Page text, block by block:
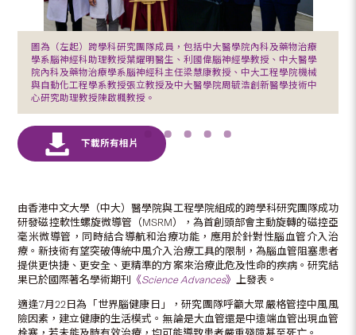
圖為（左起）跨學科研究團隊成員，包括中大醫學院內科及藥物治療
學系腦神經科助理教授葉耀明醫生、利國偉腦神經學教授、中大醫學
院內科及藥物治療學系腦神經科主任梁慧康教授、中大工程學院機械
與自動化工程學系教授張立教授及中大醫學院周毓浩創新醫學技術中
心研究助理教授陳啟楓教授。
由香港中文大學（中大）醫學院與工程學院組成的跨學科研究團隊成功
研發磁控軟性螺旋微導管（MSRM），為首創頭部會主動旋轉的磁控亞
毫米微導管，同時結合導航和治療功能，應用於針對性腦血管介入治
療。新技術有望突破傳統中風介入治療工具的限制，為腦血管阻塞患者
提供更快捷、更安全、更精準的方案來治療此危及性命的疾病。研究結
果已於國際著名學術期刊 《Science Advances》 上發表。
適逢7月22日為「世界腦健康日」，研究團隊呼籲大眾嚴格管控中風風
險因素，建立健康的生活模式。無論是大血管還是中遠端血管出現血管